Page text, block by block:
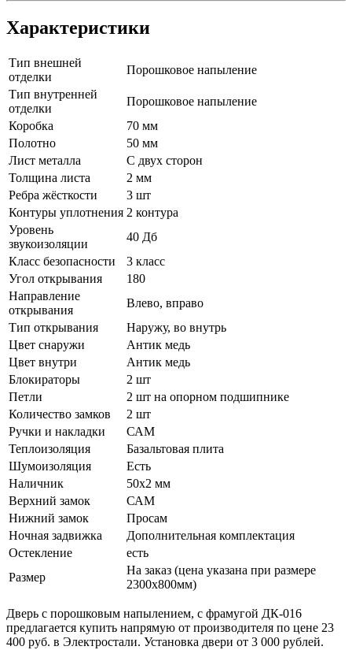
Характеристики
Тип внешней
отделки
Порошковое напыление
Тип внутренней
отделки
Порошковое напыление
Коробка
70 мм
Полотно
50 мм
Лист металла
С двух сторон
Толщина листа
2 мм
Ребра жёсткости
3 шт
Контуры уплотнения 2 контура
Уровень
звукоизоляции
40 Дб
Класс безопасности
3 класс
Угол открывания
180
Направление
открывания
Влево, вправо
Тип открывания
Наружу, во внутрь
Цвет снаружи
Антик медь
Цвет внутри
Антик медь
Блокираторы
2 шт
Петли
2 шт на опорном подшипнике
Количество замков
2 шт
Ручки и накладки
САМ
Теплоизоляция
Базальтовая плита
Шумоизоляция
Есть
Наличник
50х2 мм
Верхний замок
САМ
Нижний замок
Просам
Ночная задвижка
Дополнительная комплектация
Остекление
есть
Размер
На заказ (цена указана при размере
2300х800мм)
Дверь с порошковым напылением, с фрамугой ДК-016
предлагается купить напрямую от производителя по цене 23
400 руб. в Электростали. Установка двери от 3 000 рублей.